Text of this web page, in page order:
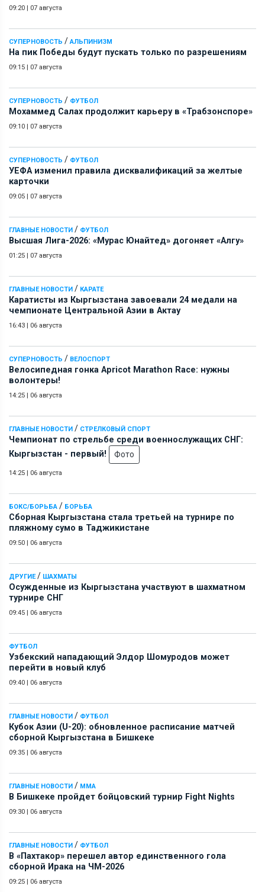
09:20 | 07 августа
СУПЕРНОВОСТЬ / АЛЬПИНИЗМ
На пик Победы будут пускать только по разрешениям
09:15 | 07 августа
СУПЕРНОВОСТЬ / ФУТБОЛ
Мохаммед Салах продолжит карьеру в «Трабзонспоре»
09:10 | 07 августа
СУПЕРНОВОСТЬ / ФУТБОЛ
УЕФА изменил правила дисквалификаций за желтые
карточки
09:05 | 07 августа
ГЛАВНЫЕ НОВОСТИ / ФУТБОЛ
Высшая Лига-2026: «Мурас Юнайтед» догоняет «Алгу»
01:25 | 07 августа
ГЛАВНЫЕ НОВОСТИ / КАРАТЕ
Каратисты из Кыргызстана завоевали 24 медали на
чемпионате Центральной Азии в Актау
16:43 | 06 августа
СУПЕРНОВОСТЬ / ВЕЛОСПОРТ
Велосипедная гонка Apricot Marathon Race: нужны
волонтеры!
14:25 | 06 августа
ГЛАВНЫЕ НОВОСТИ / СТРЕЛКОВЫЙ СПОРТ
Чемпионат по стрельбе среди военнослужащих СНГ:
Кыргызстан - первый!
Фото
14:25 | 06 августа
БОКС/БОРЬБА / БОРЬБА
Сборная Кыргызстана стала третьей на турнире по
пляжному сумо в Таджикистане
09:50 | 06 августа
ДРУГИЕ/ ШАХМАТЫ
Осужденные из Кыргызстана участвуют в шахматном
турнире СНГ
09:45 | 06 августа
ФУТБОЛ
Узбекский нападающий Элдор Шомуродов может
перейти в новый клуб
09:40 | 06 августа
ГЛАВНЫЕ НОВОСТИ / ФУТБОЛ
Кубок Азии (U-20): обновленное расписание матчей
сборной Кыргызстана в Бишкеке
09:35 | 06 августа
ГЛАВНЫЕ НОВОСТИ / ММА
В Бишкеке пройдет бойцовский турнир Fight Nights
09:30 | 06 августа
ГЛАВНЫЕ НОВОСТИ / ФУТБОЛ
В «Пахтакор» перешел автор единственного гола
сборной Ирака на ЧМ-2026
09:25 | 06 августа